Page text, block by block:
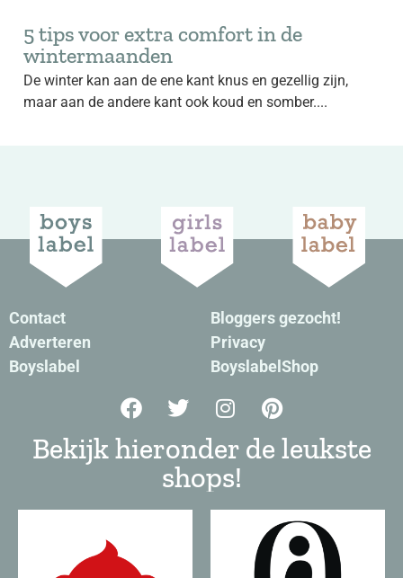
5 tips voor extra comfort in de
wintermaanden
De winter kan aan de ene kant knus en gezellig zijn,
maar aan de andere kant ook koud en somber....
Contact
Adverteren
Boyslabel
Bloggers gezocht!
Privacy
BoyslabelShop
Bekijk hieronder de leukste
shops!